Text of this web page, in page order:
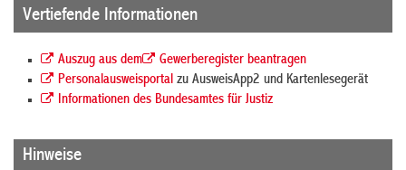
Vertiefende Informationen
Auszug aus dem
Gewerberegister beantragen
Personalausweisportal zu AusweisApp2 und Kartenlesegerät
Informationen des Bundesamtes für Justiz
Hinweise